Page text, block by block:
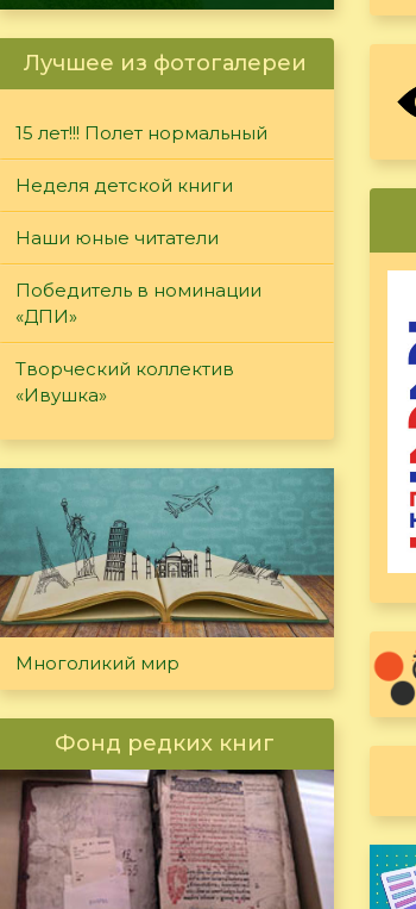
Лучшее из фотогалереи
15 лет!!! Полет нормальный
Неделя детской книги
Наши юные читатели
Победитель в номинации
«ДПИ»
Творческий коллектив
«Ивушка»
Многоликий мир
Фонд редких книг